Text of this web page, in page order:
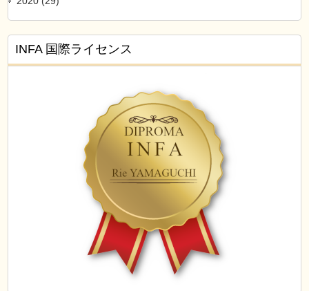
INFA 国際ライセンス